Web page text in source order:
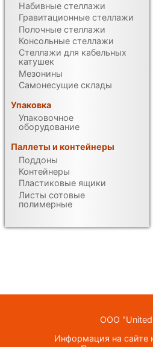
Набивные стеллажи
Гравитационные стеллажи
Полочные стеллажи
Консольные стеллажи
Стеллажи для кабельных
катушек
Мезонины
Самонесущие склады
Упаковка
Упаковочное
оборудование
Паллеты и контейнеры
Поддоны
Контейнеры
Пластиковые ящики
Листы сотовые
полимерные
ООО "United
Информация на сайте